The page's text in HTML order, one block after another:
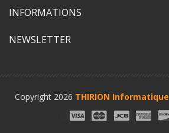
INFORMATIONS
NEWSLETTER
Copyright 2026 THIRION Informatique